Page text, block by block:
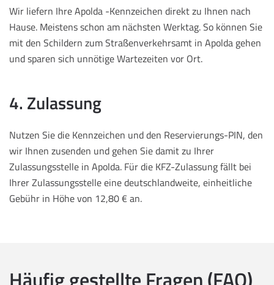
Wir liefern Ihre Apolda -Kennzeichen direkt zu Ihnen nach
Hause. Meistens schon am nächsten Werktag. So können Sie
mit den Schildern zum Straßenverkehrsamt in Apolda gehen
und sparen sich unnötige Wartezeiten vor Ort.
4. Zulassung
Nutzen Sie die Kennzeichen und den Reservierungs-PIN, den
wir Ihnen zusenden und gehen Sie damit zu Ihrer
Zulassungsstelle in Apolda. Für die KFZ-Zulassung fällt bei
Ihrer Zulassungsstelle eine deutschlandweite, einheitliche
Gebühr in Höhe von 12,80 € an.